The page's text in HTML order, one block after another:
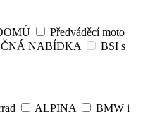
Předváděcí moto
NABÍDKA
BSI s
ALPINA
BMW i